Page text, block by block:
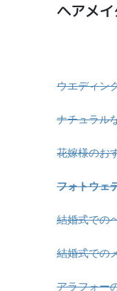
ヘアメイ
ウエディン
ナチュラル
花嫁様のお
フォトウェ
結婚式での
結婚式での
アラフォー